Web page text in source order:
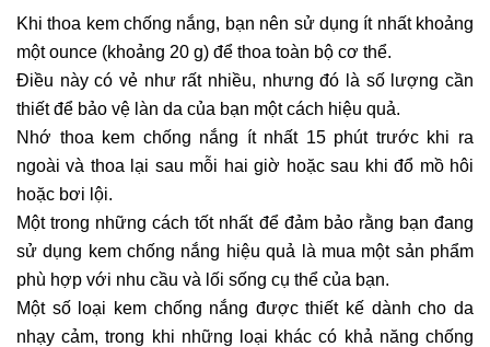
Khi thoa kem chống nắng, bạn nên sử dụng ít nhất khoảng
một ounce (khoảng 20 g) để thoa toàn bộ cơ thể.
Điều này có vẻ như rất nhiều, nhưng đó là số lượng cần
thiết để bảo vệ làn da của bạn một cách hiệu quả.
Nhớ thoa kem chống nắng ít nhất 15 phút trước khi ra
ngoài và thoa lại sau mỗi hai giờ hoặc sau khi đổ mồ hôi
hoặc bơi lội.
Một trong những cách tốt nhất để đảm bảo rằng bạn đang
sử dụng kem chống nắng hiệu quả là mua một sản phẩm
phù hợp với nhu cầu và lối sống cụ thể của bạn.
Một số loại kem chống nắng được thiết kế dành cho da
nhạy cảm, trong khi những loại khác có khả năng chống